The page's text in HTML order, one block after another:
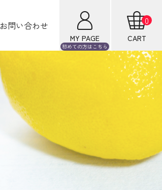
お問い合わせ
初めての方は こちら
MY PAGE
0
CART